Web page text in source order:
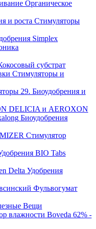
Органическое
Стимуляторы
Simplex
субстрат
Стимуляторы и
29. Биоудобрения и
DELICIA и AEROXON
Биоудобрения
Стимулятор
BIO Tabs
Удобрения
Фульвогумат
Вещи
Boveda 62% -